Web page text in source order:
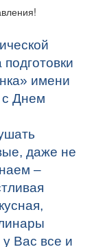
имени
Днем
даже не
–
у Вас все и